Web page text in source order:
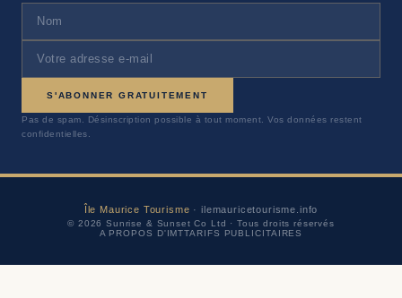
S'ABONNER GRATUITEMENT
Pas de spam. Désinscription possible à tout moment. Vos données restent
confidentielles.
Île Maurice Tourisme · ilemauricetourisme.info
© 2026 Sunrise & Sunset Co Ltd · Tous droits réservés
A PROPOS D'IMTTARIFS PUBLICITAIRES